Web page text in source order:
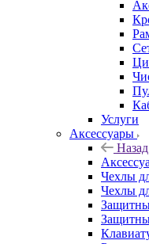
Услуги
Аксессуары
Назад
Чехлы
Чехлы